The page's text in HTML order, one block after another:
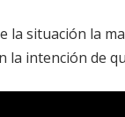
la situación la
intención de